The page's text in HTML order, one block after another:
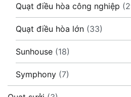
Quạt điều hòa công nghiệp
Quạt điều hòa lớn (33)
Sunhouse (18)
Symphony (7)